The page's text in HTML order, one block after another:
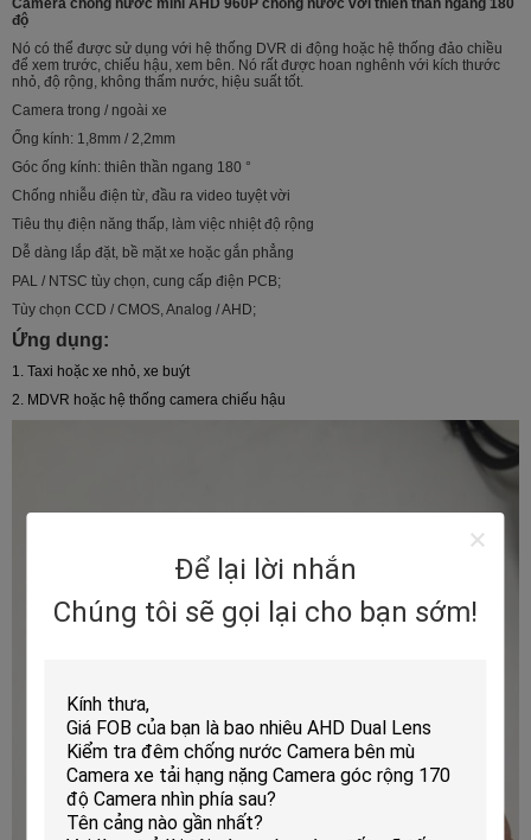
Để lại lời nhắn
Chúng tôi sẽ gọi lại cho bạn sớm!
Camera chống nước mini AHD 960P chống nước với thiên thần ngang 180
độ
Nó có thể được sử dụng với hệ thống DVR di động hoặc hệ thống đảo chiều
để xem trước, chiếu hậu, xem bên. Nó rất được hoan nghênh với kích thước
nhỏ, độ rộng, không thấm nước, hiệu suất tốt.
Camera trong / ngoài xe
Ống kính: 1,8mm / 2,2mm
Góc ống kính: thiên thần ngang 180 °
Chống nhiễu điện từ, đầu ra video tuyệt vời
Tiêu thụ điện năng thấp, làm việc nhiệt độ rộng
Dễ dàng lắp đặt, bề mặt xe hoặc gắn phẳng
PAL / NTSC tùy chọn, cung cấp điện PCB;
Tùy chọn CCD / CMOS, Analog / AHD;
Ứng dụng:
1. Taxi hoặc xe nhỏ, xe buýt
2. MDVR hoặc hệ thống camera chiếu hậu